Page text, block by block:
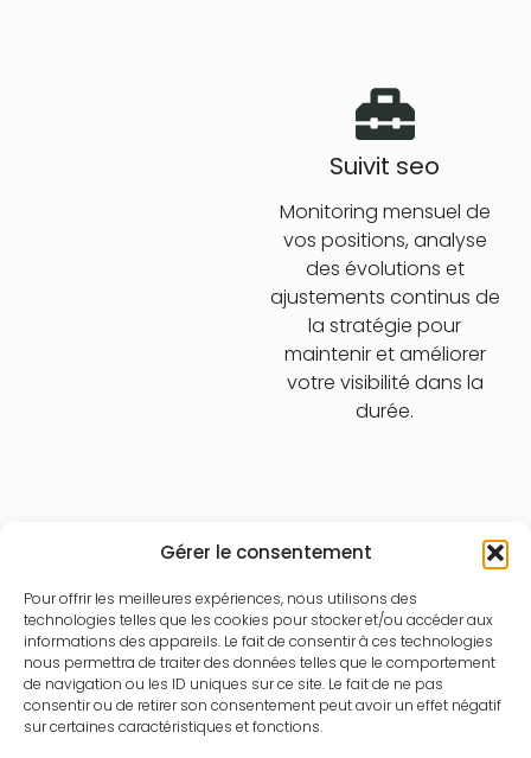
Gérer le consentement
Pour offrir les meilleures expériences, nous utilisons des
technologies telles que les cookies pour stocker et/ou accéder aux
informations des appareils. Le fait de consentir à ces technologies
nous permettra de traiter des données telles que le comportement
de navigation ou les ID uniques sur ce site. Le fait de ne pas
consentir ou de retirer son consentement peut avoir un effet négatif
sur certaines caractéristiques et fonctions.
Suivit seo
Monitoring mensuel de
vos positions, analyse
des évolutions et
ajustements continus de
la stratégie pour
maintenir et améliorer
votre visibilité dans la
durée.